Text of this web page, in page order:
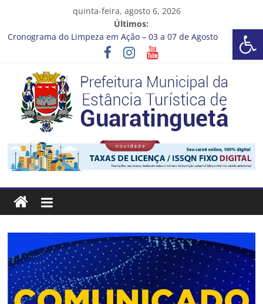
Barra de Ferramentas Aberta
quinta-feira, agosto 6, 2026
Últimos:
Cronograma do Limpeza em Ação – 03 a 07 de Agosto
Prefeitura de Guaratinguetá entrega revitalização da Praça
Vem conferir como nossos alunos estão ainda mais lindos!
CRONOGRAMA DE LAVAGEM E LIMPEZA DOS RESERVATÓRIOS
Guaratinguetá se destaca em competições esportivas da
região
Prefeitura
Estância
Turística
Guaratinguetá
Prefeitura
Estância
Turística